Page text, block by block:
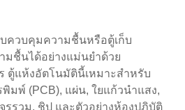
บควบคุมความชื้นหรือตู้เก็บ
ชื้นได้อย่างแม่นยำด้วย
ตู้แห้งอัตโนมัตินี้เหมาะสำหรับ
พิมพ์ (PCB), แผ่น, ใยแก้วนำแสง,
รรวม, ชิป และตัวอย่างห้องปฏิบัติ